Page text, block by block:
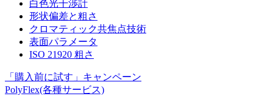
白色光干渉計
形状偏差と粗さ
クロマティック共焦点技術
表面パラメータ
ISO 21920 粗さ
「購入前に試す」キャンペーン
PolyFlex(各種サービス)